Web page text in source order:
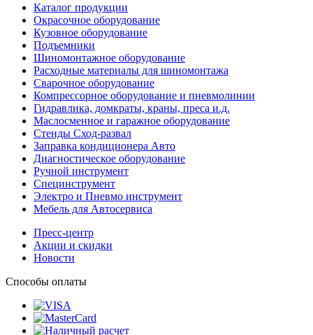
Каталог продукции
Окрасочное оборудование
Кузовное оборудование
Подъемники
Шиномонтажное оборудование
Расходные материалы для шиномонтажа
Сварочное оборудование
Компрессорное оборудование и пневмолинии
Гидравлика, домкраты, краны, преса и.д.
Маслосменное и гаражное оборудование
Стенды Сход-развал
Заправка кондиционера Авто
Диагностическое оборудование
Ручной инструмент
Специнструмент
Электро и Пневмо инструмент
Мебель для Автосервиса
Пресс-центр
Акции и скидки
Новости
Способы оплаты